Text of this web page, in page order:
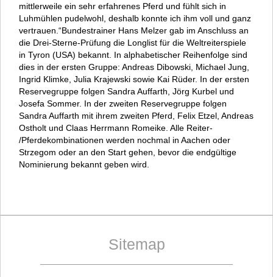
mittlerweile ein sehr erfahrenes Pferd und fühlt sich in
Luhmühlen pudelwohl, deshalb konnte ich ihm voll und ganz
vertrauen.“Bundestrainer Hans Melzer gab im Anschluss an
die Drei-Sterne-Prüfung die Longlist für die Weltreiterspiele
in Tyron (USA) bekannt. In alphabetischer Reihenfolge sind
dies in der ersten Gruppe: Andreas Dibowski, Michael Jung,
Ingrid Klimke, Julia Krajewski sowie Kai Rüder. In der ersten
Reservegruppe folgen Sandra Auffarth, Jörg Kurbel und
Josefa Sommer. In der zweiten Reservegruppe folgen
Sandra Auffarth mit ihrem zweiten Pferd, Felix Etzel, Andreas
Ostholt und Claas Herrmann Romeike. Alle Reiter-
/Pferdekombinationen werden nochmal in Aachen oder
Strzegom oder an den Start gehen, bevor die endgültige
Nominierung bekannt geben wird.
Sitemap